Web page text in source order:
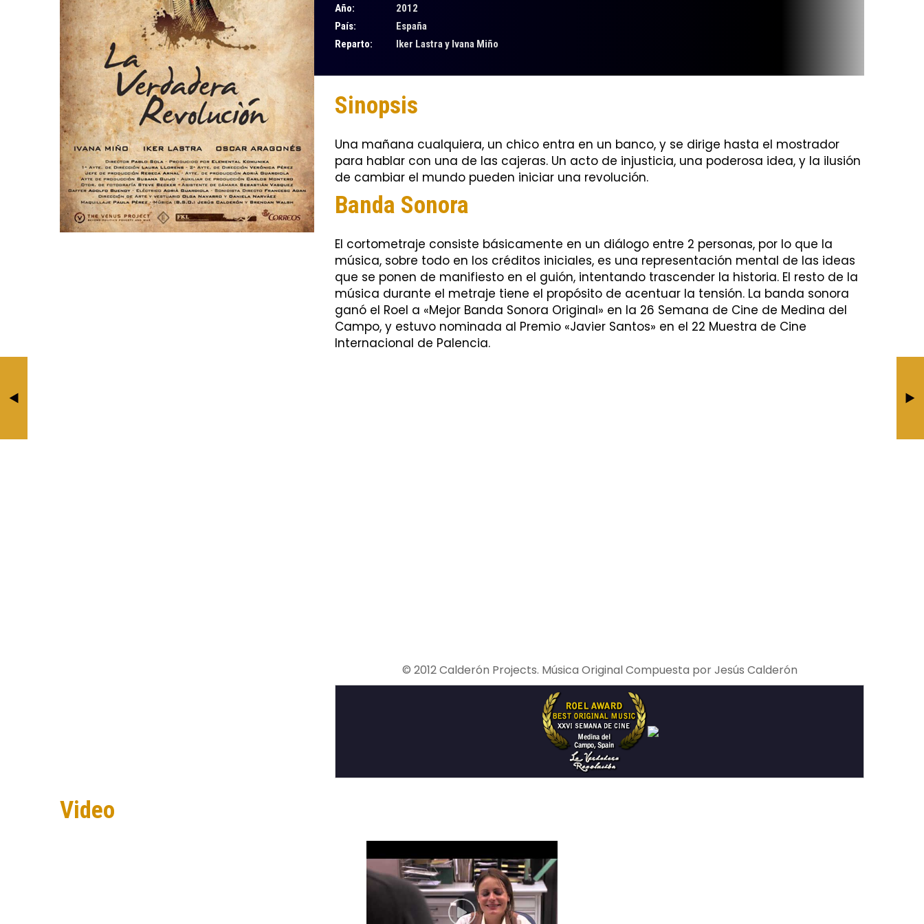
Año:
2012
País:
España
Reparto:
Iker Lastra y Ivana Miño
Sinopsis
Una mañana cualquiera, un chico entra en un banco, y se dirige hasta el mostrador
para hablar con una de las cajeras. Un acto de injusticia, una poderosa idea, y la ilusión
de cambiar el mundo pueden iniciar una revolución.
Banda Sonora
El cortometraje consiste básicamente en un diálogo entre 2 personas, por lo que la
música, sobre todo en los créditos iniciales, es una representación mental de las ideas
que se ponen de manifiesto en el guión, intentando trascender la historia. El resto de la
música durante el metraje tiene el propósito de acentuar la tensión. La banda sonora
ganó el Roel a «Mejor Banda Sonora Original» en la 26 Semana de Cine de Medina del
Campo, y estuvo nominada al Premio «Javier Santos» en el 22 Muestra de Cine
Internacional de Palencia.
© 2012 Calderón Projects. Música Original Compuesta por Jesús Calderón
Video